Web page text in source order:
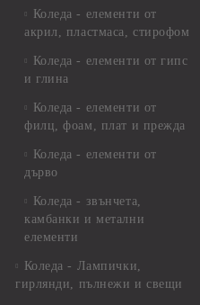
Коледа - елементи от
акрил, пластмаса, стирофом
Коледа - елементи от гипс
и глина
Коледа - елементи от
филц, фоам, плат и прежда
Коледа - елементи от
дърво
Коледа - звънчета,
камбанки и метални
елементи
Коледа - Лампички,
гирлянди, пълнежи и свещи